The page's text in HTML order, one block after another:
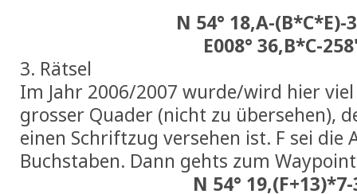
N 54° 18,A-(B*C*E)-
E008° 36,B*C-
3. Rätsel
Im Jahr 2006/2007 wurde/wird hier
grosser Quader (nicht zu übersehen),
einen Schriftzug versehen ist. F sei die
Buchstaben. Dann gehts zum Waypoint
N 54°